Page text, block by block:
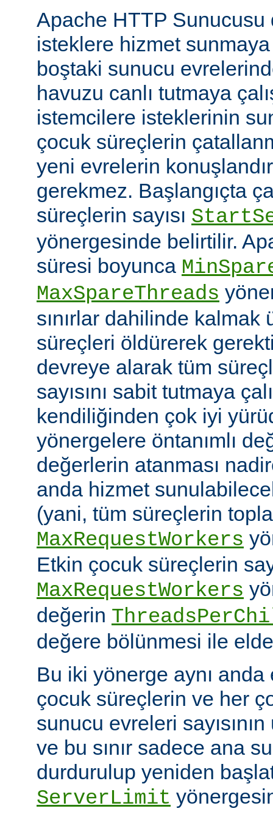
Apache HTTP Sunucusu
isteklere hizmet
boştaki sunucu
havuzu canlı tutmaya
istemcilere isteklerinin
çocuk süreçlerin
yeni evrelerin
gerekmez. Başlangıçta
süreçlerin sayısı
yönergesinde belirtilir.
süresi boyunca
MaxSpareThreads
sınırlar dahilinde
süreçleri öldürerek
devreye alarak tüm
sayısını sabit tutmaya
kendiliğinden çok iyi
yönergelere öntanımlı
değerlerin atanması
anda hizmet
(yani, tüm süreçlerin
MaxRequestWorkers
Etkin çocuk süreçlerin
MaxRequestWorkers
değerin
değere bölünmesi ile
Bu iki yönerge aynı
çocuk süreçlerin ve her
sunucu evreleri sayısının
ve bu sınır sadece ana
durdurulup yeniden
ServerLimit